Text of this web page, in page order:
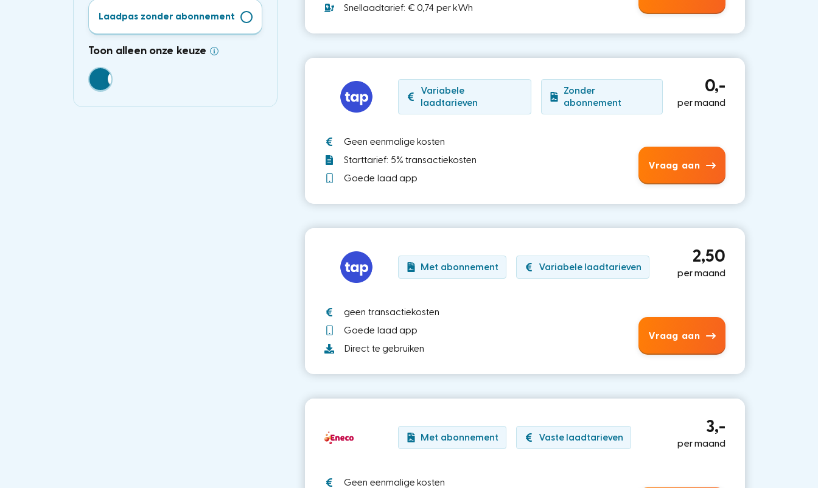
Laadpas zonder abonnement
Toon alleen onze keuze
Snellaadtarief: € 0,74 per kWh
Variabele
laadtarieven
Zonder
abonnement
0,-
per maand
Geen eenmalige kosten
Starttarief: 5% transactiekosten
Goede laad app
Vraag aan
Met abonnement Variabele laadtarieven
2,50
per maand
geen transactiekosten
Goede laad app
Direct te gebruiken
Vraag aan
Met abonnement Vaste laadtarieven
3,-
per maand
Geen eenmalige kosten